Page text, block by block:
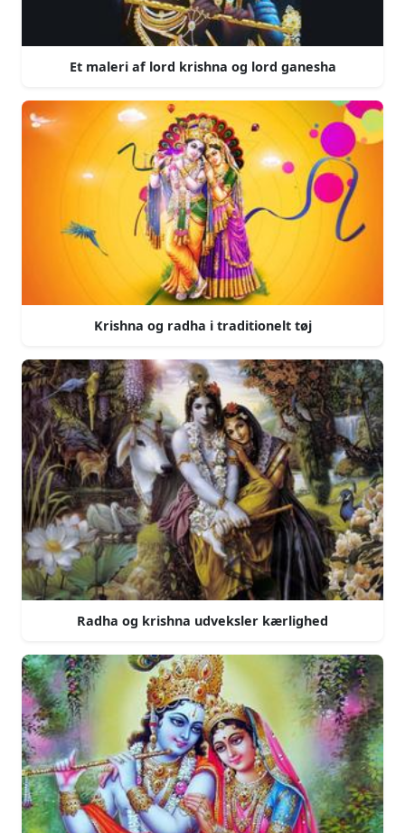
Et maleri af lord krishna og lord ganesha
Krishna og radha i traditionelt tøj
Radha og krishna udveksler kærlighed